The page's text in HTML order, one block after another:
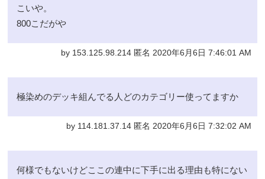
こいや。
800こだがや
by 153.125.98.214 匿名 2020年6月6日 7:46:01 AM
極染めのデッキ組んでる人どのカテゴリー使ってますか
by 114.181.37.14 匿名 2020年6月6日 7:32:02 AM
何様でもないけどここの連中に下手に出る理由も特にない